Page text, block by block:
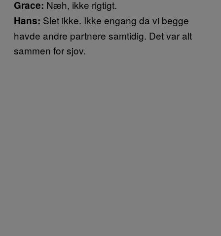
Grace: Næh, ikke rigtigt.
Hans: Slet ikke. Ikke engang da vi begge
havde andre partnere samtidig. Det var alt
sammen for sjov.